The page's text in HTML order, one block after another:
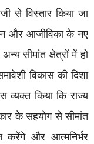
से विस्तार किया जा
और आजीविका के नए
सीमांत क्षेत्रों में हो
विकास की दिशा
व्यक्त किया कि राज्य
के सहयोग से सीमांत
करेंगे और आत्मनिर्भर